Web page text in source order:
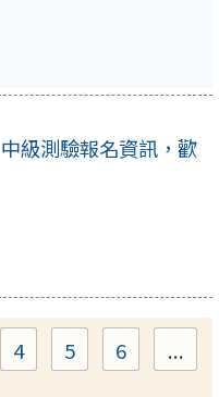
中級測驗報名資訊，歡
Page
4 Page
5 Page
6
...